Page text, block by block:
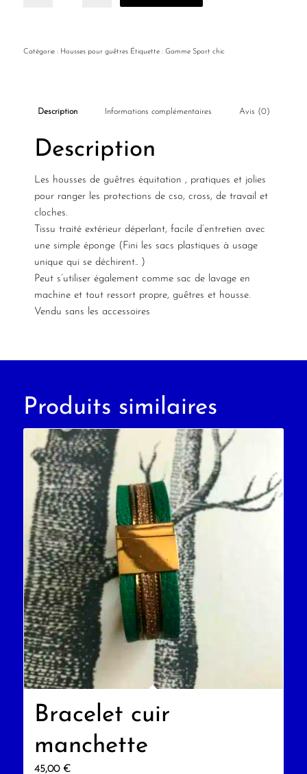
Catégorie : Housses pour guêtres Étiquette : Gamme Sport chic
Description Informations complémentaires Avis (0)
Description
Les housses de guêtres équitation , pratiques et jolies
pour ranger les protections de cso, cross, de travail et
cloches.
Tissu traité extérieur déperlant, facile d’entretien avec
une simple éponge (Fini les sacs plastiques à usage
unique qui se déchirent.. )
Peut s’utiliser également comme sac de lavage en
machine et tout ressort propre, guêtres et housse.
Vendu sans les accessoires
Produits similaires
Bracelet cuir
manchette
45,00 €